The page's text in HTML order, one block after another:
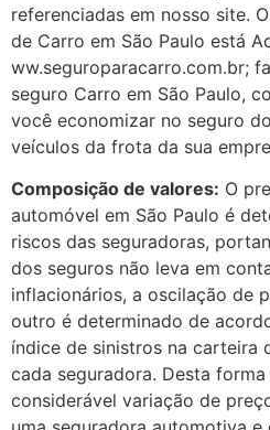
referenciadas em nosso site.
de Carro em São Paulo está
ww.seguroparacarro.com.br;
seguro Carro em São Paulo,
você economizar no seguro
veículos da frota da sua
Composição de valores: O
automóvel em São Paulo é
riscos das seguradoras,
dos seguros não leva em
inflacionários, a oscilação de
outro é determinado de
índice de sinistros na carteira
cada seguradora. Desta
considerável variação de